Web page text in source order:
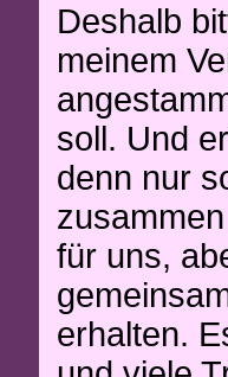
Deshalb
meinem
soll. Und
denn nur
für uns,
erhalten.